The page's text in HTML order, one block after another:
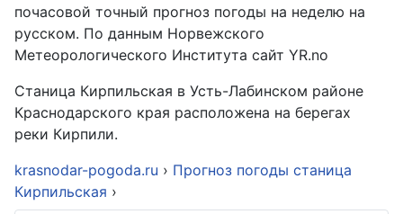
почасовой точный прогноз погоды на неделю на
русском. По данным Норвежского
Метеорологического Института сайт YR.no
Станица Кирпильская в Усть-Лабинском районе
Краснодарского края расположена на берегах
реки Кирпили.
krasnodar-pogoda.ru › Прогноз погоды станица
Кирпильская ›